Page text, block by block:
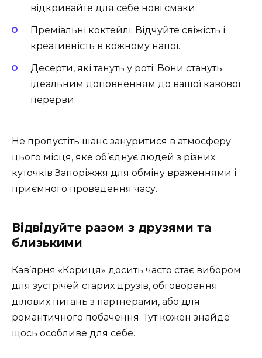
відкривайте для себе нові смаки.
Преміальні коктейлі: Відчуйте свіжість і
креативність в кожному напої.
Десерти, які тануть у роті: Вони стануть
ідеальним доповненням до вашої кавової
перерви.
Не пропустіть шанс зануритися в атмосферу
цього місця, яке об’єднує людей з різних
куточків Запоріжжя для обміну враженнями і
приємного проведення часу.
Відвідуйте разом з друзями та
близькими
Кав’ярня «Кориця» досить часто стає вибором
для зустрічей старих друзів, обговорення
ділових питань з партнерами, або для
романтичного побачення. Тут кожен знайде
щось особливе для себе.